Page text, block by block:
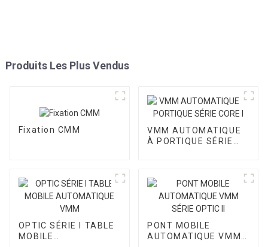
Produits Les Plus Vendus
Fixation CMM
VMM AUTOMATIQUE
À PORTIQUE SÉRIE
OPTIC SÉRIE I TABLE
MOBILE
PONT MOBILE
AUTOMATIQUE VMM